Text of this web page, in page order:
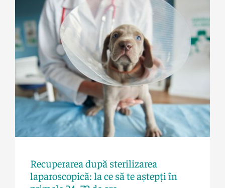
Laparoscopie
Recuperarea după sterilizarea
laparoscopică: la ce să te aștepți în